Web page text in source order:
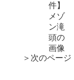
＞次のページ